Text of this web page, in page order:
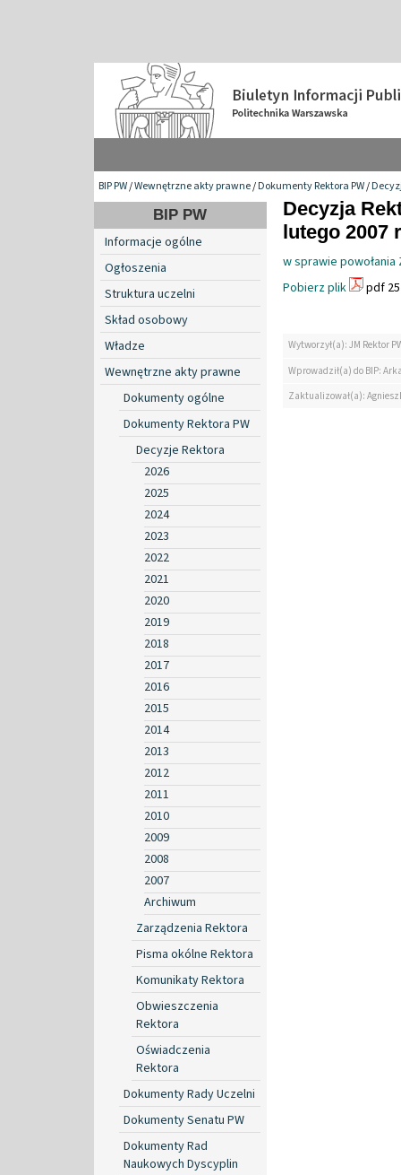
BIP PW/Wewnętrzne akty prawne/Dokumenty Rektora PW/
BIP PW
Informacje ogólne
Ogłoszenia
Struktura uczelni
Skład osobowy
Władze
Wewnętrzne akty prawne
Dokumenty ogólne
Dokumenty Rektora PW
Decyzje Rektora
2026
2025
2024
2023
2022
2021
2020
2019
2018
2017
2016
2015
2014
2013
2012
2011
2010
2009
2008
2007
Archiwum
Zarządzenia Rektora
Pisma okólne Rektora
Komunikaty Rektora
Obwieszczenia
Rektora
Oświadczenia
Rektora
Dokumenty Rady Uczelni
Dokumenty Senatu PW
Dokumenty Rad
Naukowych Dyscyplin
Decyzja
lutego 2007
w sprawie
Pobierz plik
pdf
Wytworzył(a): JM Rektor
Wprowadził(a) do BIP:
Zaktualizował(a):